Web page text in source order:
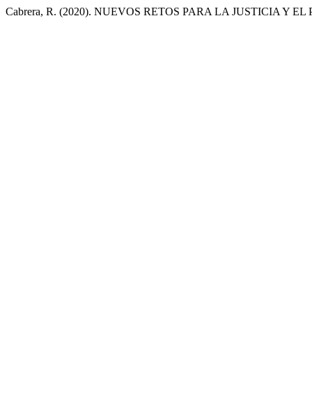
Cabrera, R. (2020). NUEVOS RETOS PARA LA JUSTICIA Y EL